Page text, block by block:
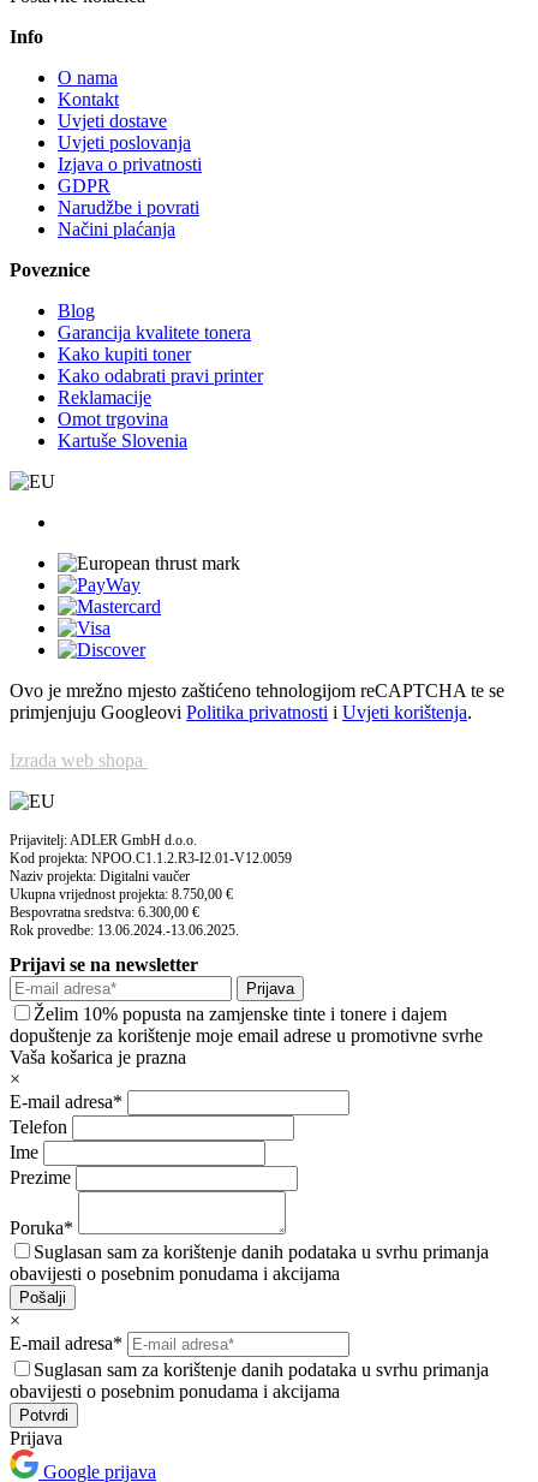
Info
O nama
Kontakt
Uvjeti dostave
Uvjeti poslovanja
Izjava o privatnosti
GDPR
Narudžbe i povrati
Načini plaćanja
Poveznice
Blog
Garancija kvalitete tonera
Kako kupiti toner
Kako odabrati pravi printer
Reklamacije
Omot trgovina
Kartuše Slovenia
Ovo je mrežno mjesto zaštićeno tehnologijom reCAPTCHA te se
primjenjuju Googleovi Politika privatnosti i Uvjeti korištenja.
Izrada web shopa
Prijavitelj: ADLER GmbH d.o.o.
Kod projekta: NPOO.C1.1.2.R3-I2.01-V12.0059
Naziv projekta: Digitalni vaučer
Ukupna vrijednost projekta: 8.750,00 €
Bespovratna sredstva: 6.300,00 €
Rok provedbe: 13.06.2024.-13.06.2025.
Prijavi se na newsletter
Prijava
Želim 10% popusta na zamjenske tinte i tonere i dajem
dopuštenje za korištenje moje email adrese u promotivne svrhe
Vaša košarica je prazna
×
E-mail adresa*
Telefon
Ime
Prezime
Poruka*
Suglasan sam za korištenje danih podataka u svrhu primanja
obavijesti o posebnim ponudama i akcijama
Pošalji
×
E-mail adresa*
Suglasan sam za korištenje danih podataka u svrhu primanja
obavijesti o posebnim ponudama i akcijama
Prijava
Google prijava